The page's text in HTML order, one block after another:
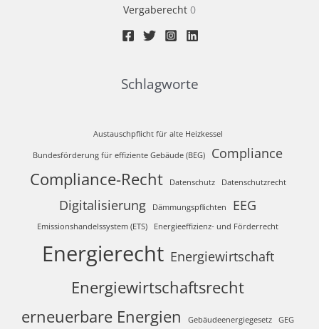
Vergaberecht 0
Schlagworte
Austauschpflicht für alte Heizkessel
Bundesförderung für effiziente Gebäude (BEG) Compliance
Compliance-Recht Datenschutz Datenschutzrecht
Digitalisierung Dämmungspflichten EEG
Emissionshandelssystem (ETS) Energieeffizienz- und Förderrecht
Energierecht Energiewirtschaft
Energiewirtschaftsrecht
erneuerbare Energien
Gebäudeenergiegesetz GEG